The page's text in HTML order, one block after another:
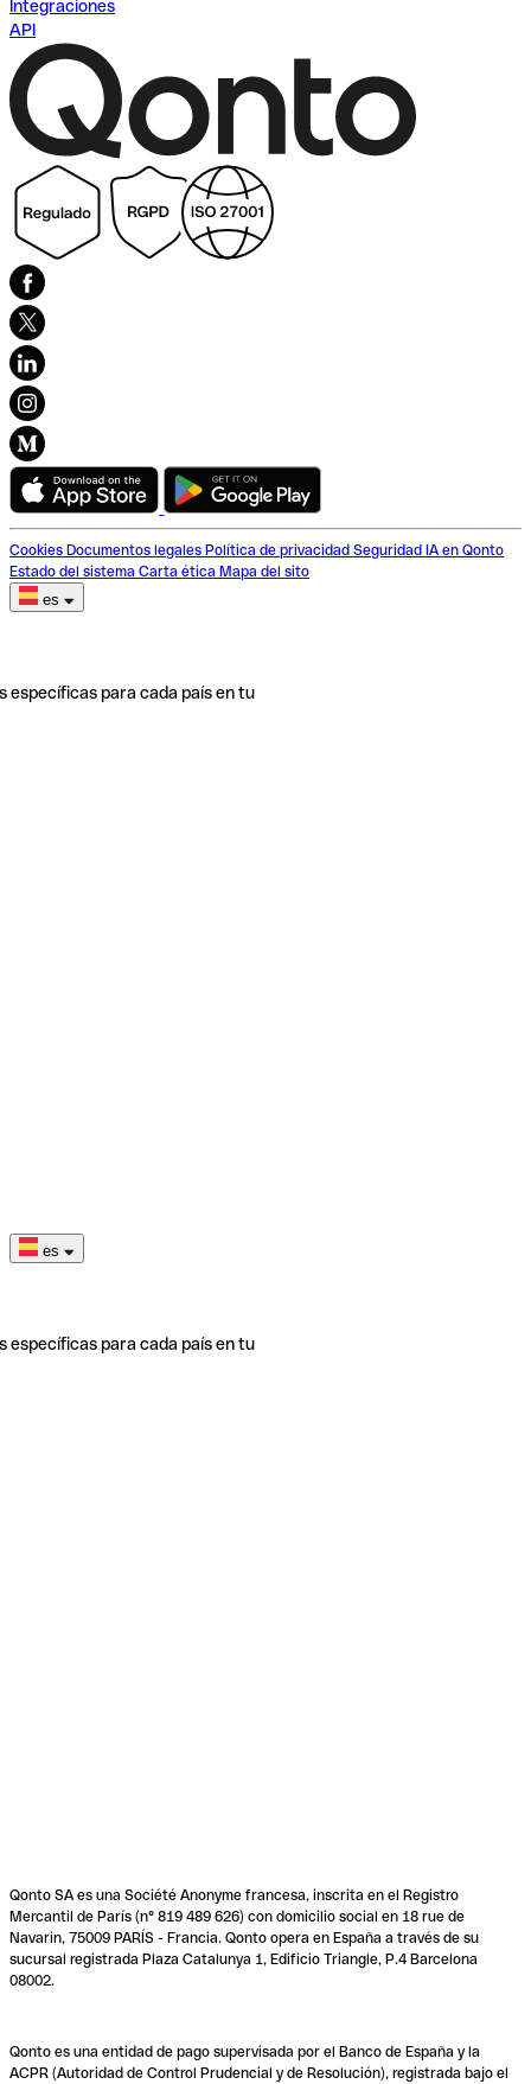
Integraciones
API
Cookies Documentos legales Política de privacidad Seguridad IA en Qonto
Estado del sistema Carta ética Mapa del sito
es
específicas para cada país en tu
es
específicas para cada país en tu
Qonto SA es una Société Anonyme francesa, inscrita en el Registro
Mercantil de París (n° 819 489 626) con domicilio social en 18 rue de
Navarin, 75009 PARÍS - Francia. Qonto opera en España a través de su
sucursal registrada Plaza Catalunya 1, Edificio Triangle, P.4 Barcelona
08002.
Qonto es una entidad de pago supervisada por el Banco de España y la
ACPR (Autoridad de Control Prudencial y de Resolución), registrada bajo el